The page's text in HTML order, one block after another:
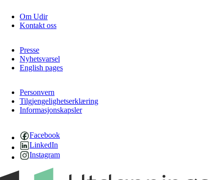
Om Udir
Kontakt oss
Presse
Nyhetsvarsel
English pages
Personvern
Tilgjengelighetserklæring
Informasjonskapsler
Facebook
LinkedIn
Instagram